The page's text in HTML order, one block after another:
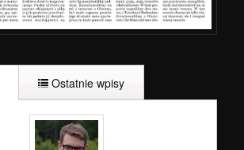
Ostatnie wpisy